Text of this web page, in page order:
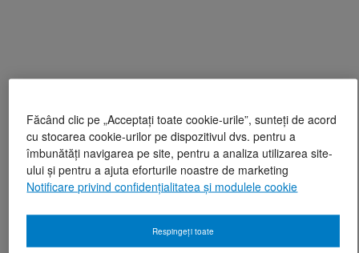
Făcând clic pe „Acceptați toate cookie-urile”, sunteți de acord
cu stocarea cookie-urilor pe dispozitivul dvs. pentru a
îmbunătăți navigarea pe site, pentru a analiza utilizarea site-
ului și pentru a ajuta eforturile noastre de marketing
Notificare privind confidențialitatea și modulele cookie
Respingeți toate